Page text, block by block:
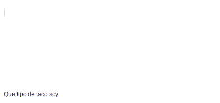
Que tipo de taco soy